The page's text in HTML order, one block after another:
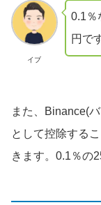
イブ
0.1％
円で
また、Binance(
として控除する
きます。0.1％の